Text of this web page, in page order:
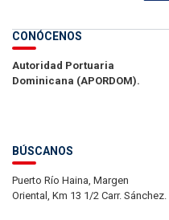
CONÓCENOS
Autoridad Portuaria
Dominicana (APORDOM).
BÚSCANOS
Puerto Río Haina, Margen
Oriental, Km 13 1/2 Carr. Sánchez.